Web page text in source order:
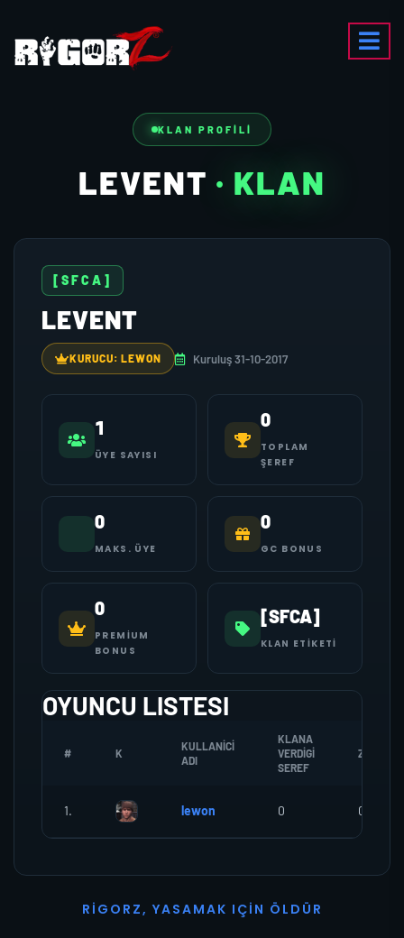
KLAN PROFILI
LEVENT · KLAN
[SFCA]
LEVENT
KURUCU: LEWON Kuruluş 31-10-2017
1
ÜYE SAYISI
0
TOPLAM
ŞEREF
0
MAKS. ÜYE
0
GC BONUS
0
PREMIUM
BONUS
[SFCA]
KLAN ETIKETI
OYUNCU LISTESI
# K
KULLANICI
ADI
KLANA
VERDIGI
SEREF
ZOMBI
1. lewon 0 0
R I G O R Z, YASAMAK I ÇI N Ö L D Ü R